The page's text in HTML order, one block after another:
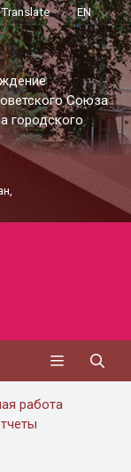
Translate EN
Союза
городского
работа